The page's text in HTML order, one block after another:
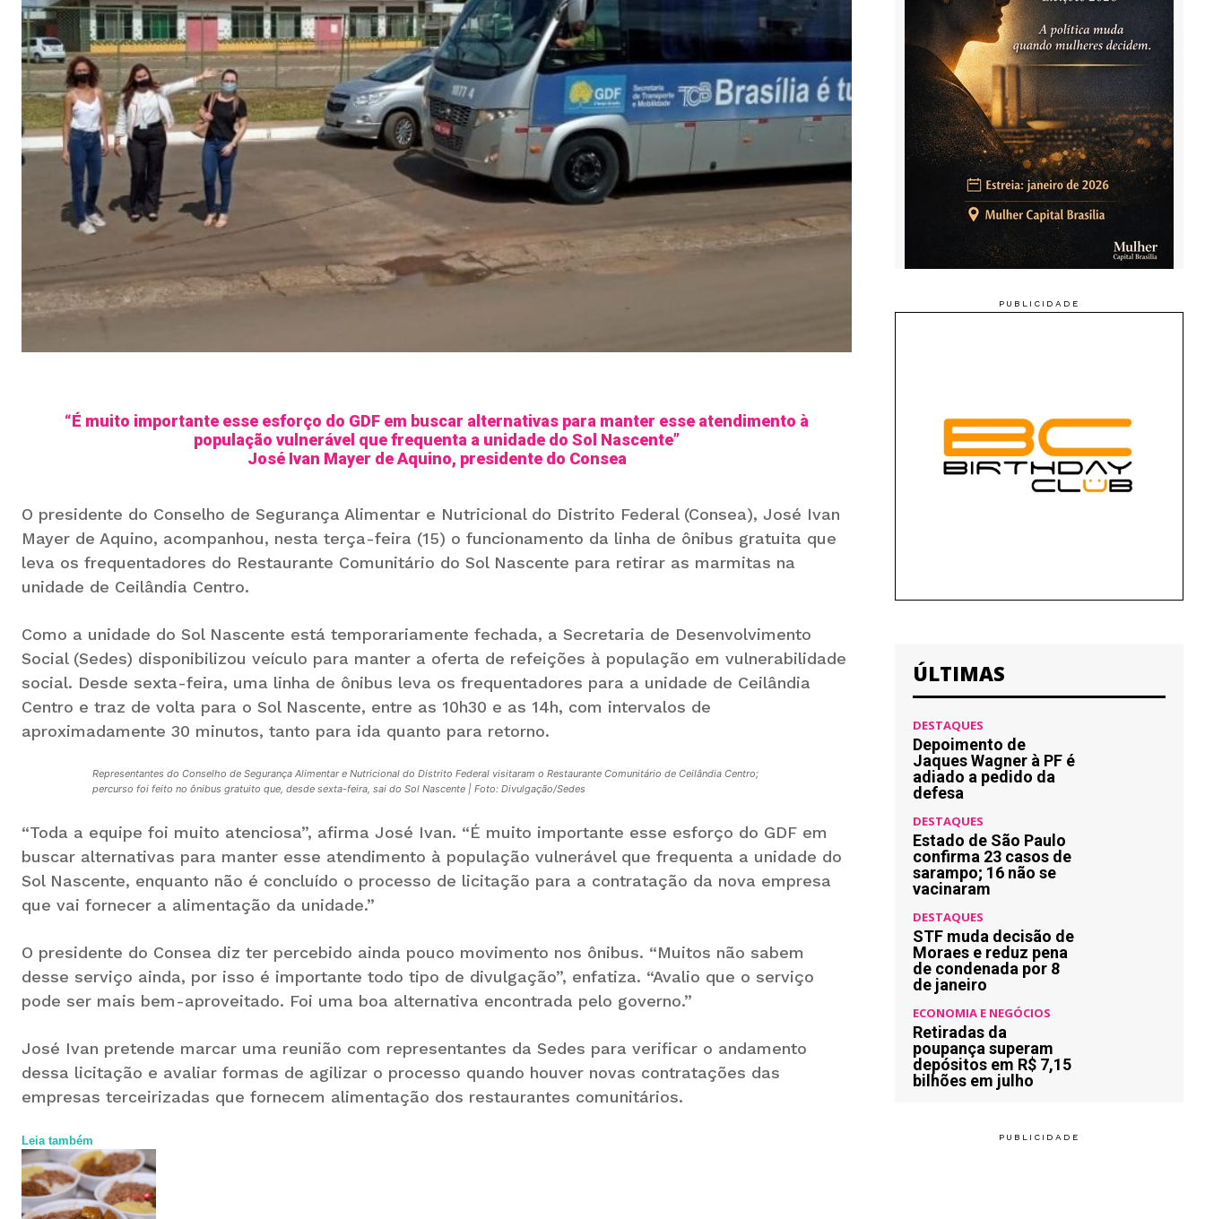
“É muito importante esse esforço do GDF em buscar alternativas para manter esse atendimento à
população vulnerável que frequenta a unidade do Sol Nascente”
José Ivan Mayer de Aquino, presidente do Consea
O presidente do Conselho de Segurança Alimentar e Nutricional do Distrito Federal (Consea), José Ivan
Mayer de Aquino, acompanhou, nesta terça-feira (15) o funcionamento da linha de ônibus gratuita que
leva os frequentadores do Restaurante Comunitário do Sol Nascente para retirar as marmitas na
unidade de Ceilândia Centro.
Como a unidade do Sol Nascente está temporariamente fechada, a Secretaria de Desenvolvimento
Social (Sedes) disponibilizou veículo para manter a oferta de refeições à população em vulnerabilidade
social. Desde sexta-feira, uma linha de ônibus leva os frequentadores para a unidade de Ceilândia
Centro e traz de volta para o Sol Nascente, entre as 10h30 e as 14h, com intervalos de
aproximadamente 30 minutos, tanto para ida quanto para retorno.
Representantes do Conselho de Segurança Alimentar e Nutricional do Distrito Federal visitaram o Restaurante Comunitário de Ceilândia Centro;
percurso foi feito no ônibus gratuito que, desde sexta-feira, sai do Sol Nascente | Foto: Divulgação/Sedes
“Toda a equipe foi muito atenciosa”, afirma José Ivan. “É muito importante esse esforço do GDF em
buscar alternativas para manter esse atendimento à população vulnerável que frequenta a unidade do
Sol Nascente, enquanto não é concluído o processo de licitação para a contratação da nova empresa
que vai fornecer a alimentação da unidade.”
O presidente do Consea diz ter percebido ainda pouco movimento nos ônibus. “Muitos não sabem
desse serviço ainda, por isso é importante todo tipo de divulgação”, enfatiza. “Avalio que o serviço
pode ser mais bem-aproveitado. Foi uma boa alternativa encontrada pelo governo.”
José Ivan pretende marcar uma reunião com representantes da Sedes para verificar o andamento
dessa licitação e avaliar formas de agilizar o processo quando houver novas contratações das
empresas terceirizadas que fornecem alimentação dos restaurantes comunitários.
Leia também
ÚLTIMAS
DESTAQUES
Depoimento de
Jaques Wagner à PF é
adiado a pedido da
defesa
DESTAQUES
Estado de São Paulo
confirma 23 casos de
sarampo; 16 não se
vacinaram
DESTAQUES
STF muda decisão de
Moraes e reduz pena
de condenada por 8
de janeiro
ECONOMIA E NEGÓCIOS
Retiradas da
poupança superam
depósitos em R$ 7,15
bilhões em julho